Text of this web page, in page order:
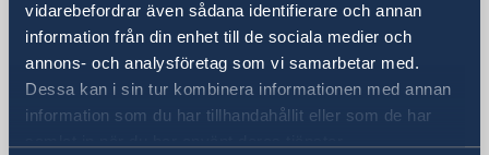
vidarebefordrar även sådana identifierare och annan
information från din enhet till de sociala medier och
annons- och analysföretag som vi samarbetar med.
Dessa kan i sin tur kombinera informationen med annan
information som du har tillhandahållit eller som de har
Embajada
Visiting address
Calle Caracas 25